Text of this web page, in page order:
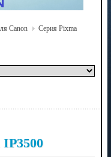
Canon
Серия Pixma